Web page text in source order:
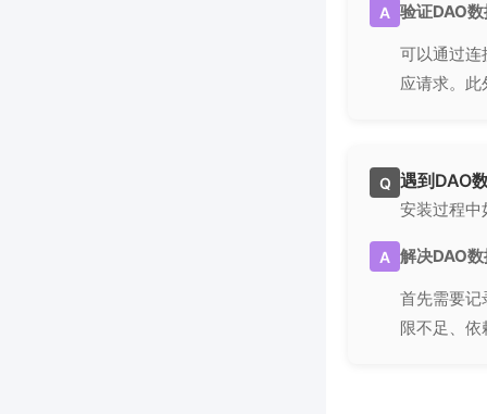
A 验证DAO
可以通过连
应请求。
Q 遇到DAO
安装过程中
A 解决DAO
首先需要记
限不足、